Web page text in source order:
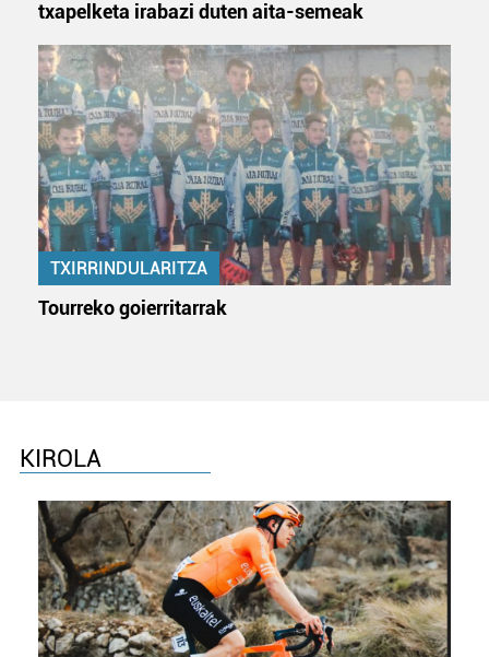
txapelketa irabazi duten aita-semeak
TXIRRINDULARITZA
Tourreko goierritarrak
KIROLA